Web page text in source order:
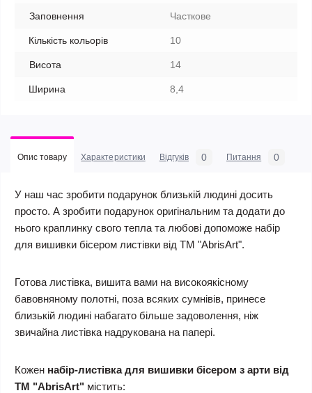
Заповнення Часткове
Кількість кольорів 10
Висота 14
Ширина 8,4
Опис товару Характеристики Відгуків 0 Питання 0
У наш час зробити подарунок близькій людині досить
просто. А зробити подарунок оригінальним та додати до
нього краплинку свого тепла та любові допоможе набір
для вишивки бісером листівки від ТМ "AbrisArt".
Готова листівка, вишита вами на високоякісному
бавовняному полотні, поза всяких сумнівів, принесе
близькій людині набагато більше задоволення, ніж
звичайна листівка надрукована на папері.
Кожен набір-листівка для вишивки бісером з арти від
ТМ "AbrisArt" містить: